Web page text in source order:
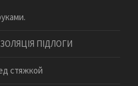
ПІДЛОГИ
стяжкой